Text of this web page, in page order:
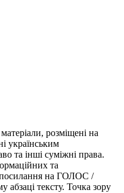
розміщені на
українським
та інші суміжні права.
та
на ГОЛОС /
абзаці тексту. Точка зору